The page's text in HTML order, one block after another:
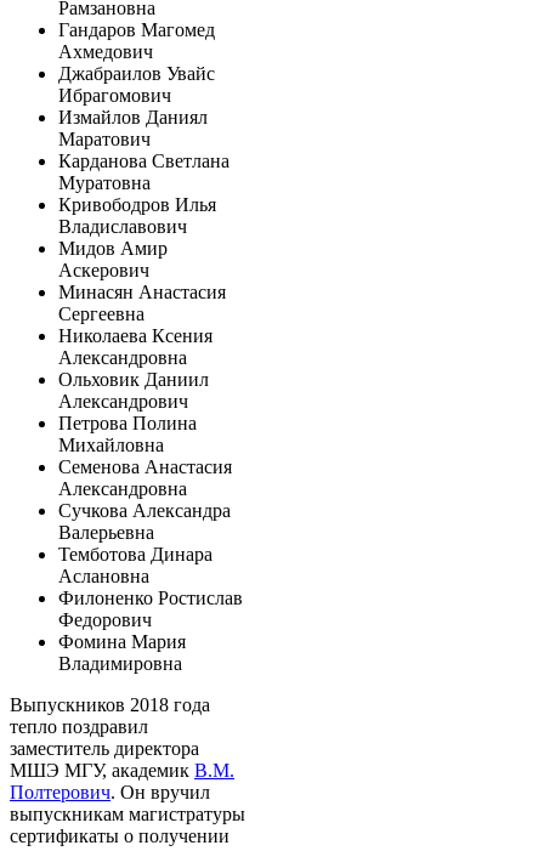
Рамзановна
Гандаров Магомед
Ахмедович
Джабраилов Увайс
Ибрагомович
Измайлов Даниял
Маратович
Карданова Светлана
Муратовна
Кривободров Илья
Владиславович
Мидов Амир
Аскерович
Минасян Анастасия
Сергеевна
Николаева Ксения
Александровна
Ольховик Даниил
Александрович
Петрова Полина
Михайловна
Семенова Анастасия
Александровна
Сучкова Александра
Валерьевна
Темботова Динара
Аслановна
Филоненко Ростислав
Федорович
Фомина Мария
Владимировна
Выпускников 2018 года
тепло поздравил
заместитель директора
МШЭ МГУ, академик В.М.
Полтерович. Он вручил
выпускникам магистратуры
сертификаты о получении